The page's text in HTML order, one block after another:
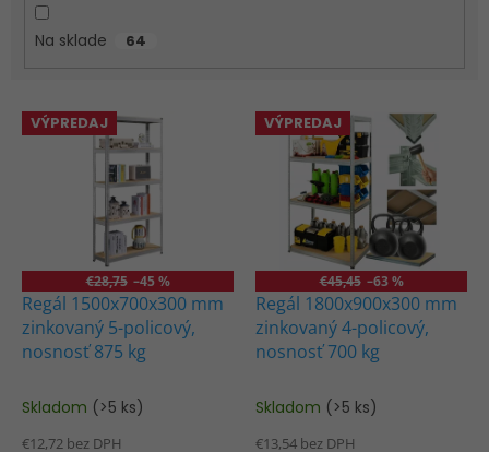
Na sklade 64
V
o
u
VÝPREDAJ
€28,75 –45 %
Regál 1500x700x300 mm
zinkovaný 5-policový,
nosnosť 875 kg
Priemerné
Skladom (>5 ks)
€12,72 bez DPH
VÝPREDAJ
€45,45 –63 %
Regál 1800x900x300 mm
zinkovaný 4-policový,
nosnosť 700 kg
Priemerné
Skladom (>5 ks)
€13,54 bez DPH